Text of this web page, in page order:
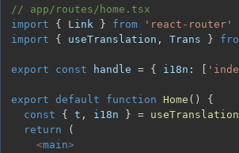
// app/routes/home.tsx
import
{ Link } from
'react-router'
import
{ useTranslation , Trans }
export const handle = { i18n :
export default function Home ( )
{
const
{ t , i18n } = useTranslation
return
(
<main>